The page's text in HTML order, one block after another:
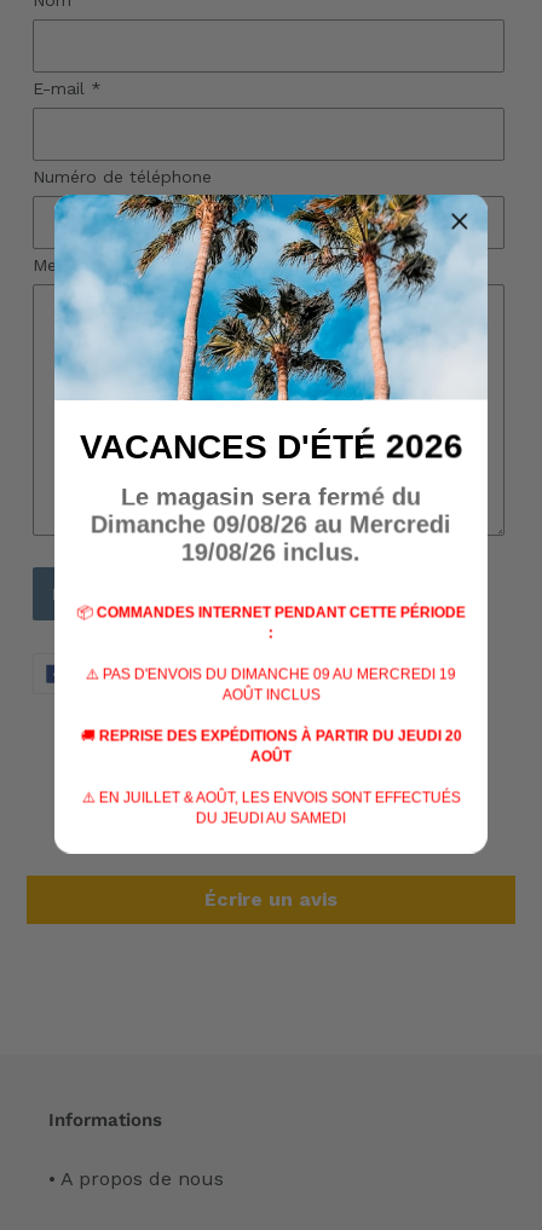
E-mail *
Numéro de téléphone
Message
PARTAGERPARTAGER
SUR
FACEBOOK
TWEETERTWEETER
SUR
TWITTER
ÉPINGLERÉPINGLER
SUR
AVIS CLIENTS
Écrire un avis
Informations
• A propos de nous
VACANCES D'ÉTÉ 2026
Le magasin sera fermé du
Dimanche 09/08/26 au Mercredi
19/08/26 inclus.
📦 COMMANDES INTERNET PENDANT CETTE PÉRIODE
:
⚠️ PAS D'ENVOIS DU DIMANCHE 09 AU MERCREDI 19
AOÛT INCLUS
🚚 REPRISE DES EXPÉDITIONS À PARTIR DU JEUDI 20
AOÛT
⚠️ EN JUILLET & AOÛT, LES ENVOIS SONT EFFECTUÉS
DU JEUDI AU SAMEDI